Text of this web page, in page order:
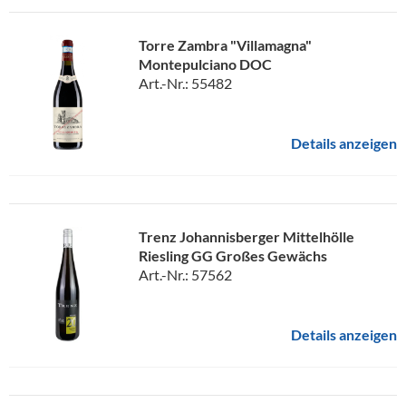
Torre Zambra "Villamagna"
Montepulciano DOC
Art.-Nr.: 55482
Details anzeigen
Trenz Johannisberger Mittelhölle
Riesling GG Großes Gewächs
Art.-Nr.: 57562
Details anzeigen